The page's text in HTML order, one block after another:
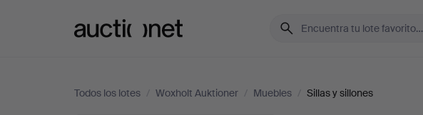
Todos los lotes / Woxholt Auktioner / Muebles / Sillas y sillones